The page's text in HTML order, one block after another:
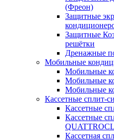
(Фреон)
Защитные
Защитные
решётки
Дренажные
Мобильные
Мобильные
Мобильные
Мобильные
Кассетные сплит-
Кассетные
Кассетные
Кассетная